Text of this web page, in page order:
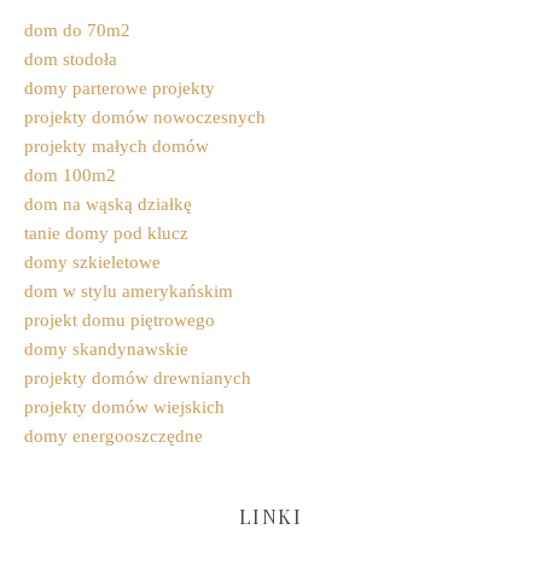
dom do 70m2
dom stodoła
domy parterowe projekty
projekty domów nowoczesnych
projekty małych domów
dom 100m2
dom na wąską działkę
tanie domy pod klucz
domy szkieletowe
dom w stylu amerykańskim
projekt domu piętrowego
domy skandynawskie
projekty domów drewnianych
projekty domów wiejskich
domy energooszczędne
LINKI